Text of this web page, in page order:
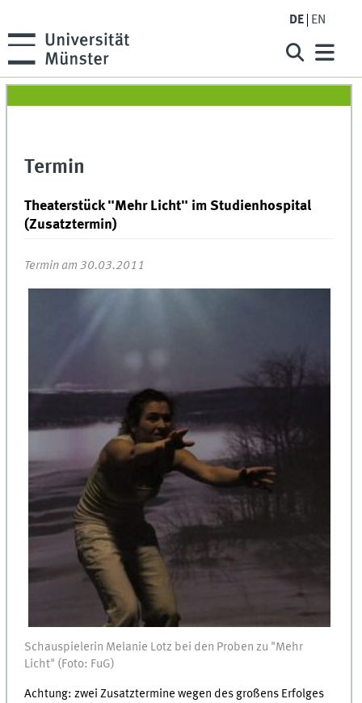
DE EN
Termin
Theaterstück "Mehr Licht" im Studienhospital
(Zusatztermin)
Termin am 30.03.2011
Schauspielerin Melanie Lotz bei den Proben zu "Mehr
Licht" (Foto: FuG)
Achtung: zwei Zusatztermine wegen des großens Erfolges